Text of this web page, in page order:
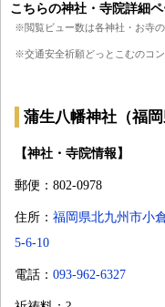
こちらの神社・寺院詳細
※閲覧ビュー数は各神社・お寺
※交通安全祈願どっとこむのコ
蒲生八幡神社（福岡
【神社・寺院情報】
郵便：802-0978
住所： 福岡県北九州市小
5-6-10
電話： 093-962-6327